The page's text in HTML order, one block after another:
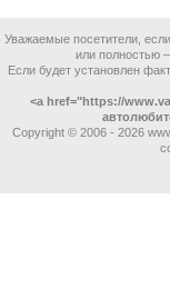
Уважаемые посетители,
или полностью
Если будет установлен
<a href="https://
Copyright © 2006 - 2026